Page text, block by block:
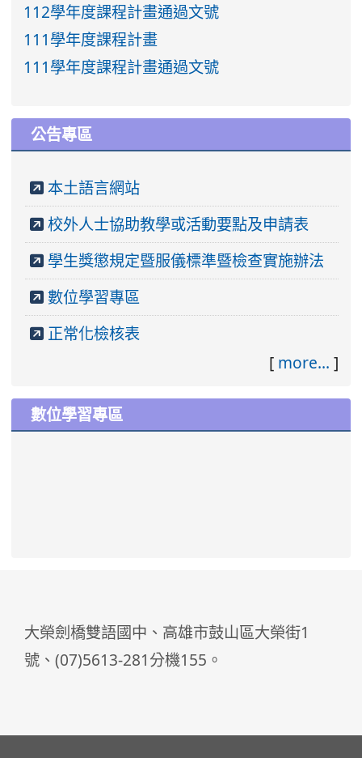
112學年度課程計畫通過文號
111學年度課程計畫
111學年度課程計畫通過文號
公告專區
本土語言網站
校外人士協助教學或活動要點及申請表
學生獎懲規定暨服儀標準暨檢查實施辦法
數位學習專區
正常化檢核表
[ more... ]
數位學習專區
大榮劍橋雙語國中、高雄市鼓山區大榮街1
號、(07)5613-281分機155。